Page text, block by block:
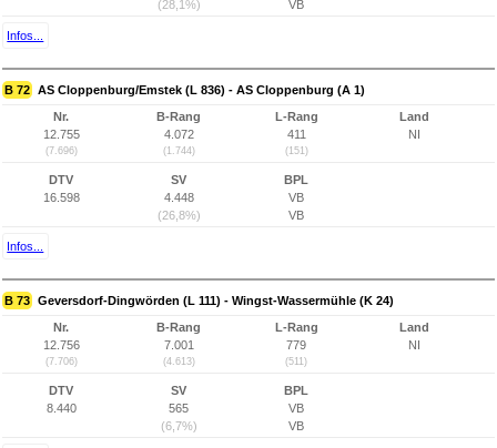
(28,1%)
VB
Infos...
B 72 AS Cloppenburg/Emstek (L 836) - AS Cloppenburg (A 1)
Nr.
12.755
(7.696)
B-Rang
4.072
(1.744)
L-Rang
411
(151)
Land
NI
DTV
16.598
SV
4.448
(26,8%)
BPL
VB
VB
Infos...
B 73 Geversdorf-Dingwörden (L 111) - Wingst-Wassermühle (K 24)
Nr.
12.756
(7.706)
B-Rang
7.001
(4.613)
L-Rang
779
(511)
Land
NI
DTV
8.440
SV
565
(6,7%)
BPL
VB
VB